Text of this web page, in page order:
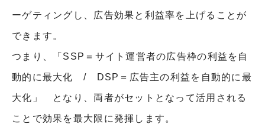
ーゲティングし、広告効果と利益率を上げることが
できます。
つまり、「SSP＝サイト運営者の広告枠の利益を自
動的に最大化 / DSP＝広告主の利益を自動的に最
大化」 となり、両者がセットとなって活用される
ことで効果を最大限に発揮します。